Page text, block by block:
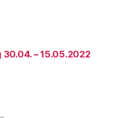
– 15.05.2022